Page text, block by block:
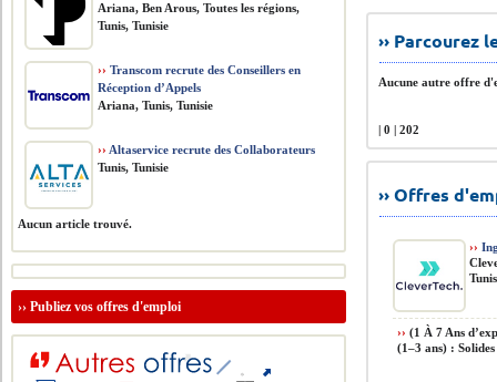
››
Aucune autre offre
| 0 | 202
›› Offres
››
›› (1 À 7 Ans
(1–3 ans) :
Ariana, Ben Arous, Toutes les régions,
Tunis, Tunisie
›› Transcom recrute des Conseillers en
Réception d’Appels
Ariana, Tunis, Tunisie
›› Altaservice recrute des Collaborateurs
Tunis, Tunisie
Aucun article trouvé.
››Publiez vos offres d'emploi